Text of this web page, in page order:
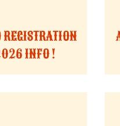
REGISTRATION
INFO !